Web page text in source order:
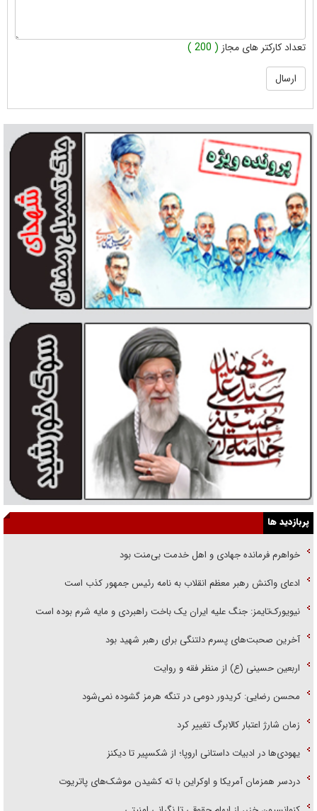
تعداد کارکتر های مجاز ( 200 )
پربازدید ها
خواهرم فرمانده جهادی و اهل خدمت بی‌منت بود
ادعای واکنش رهبر معظم انقلاب به نامه رئیس جمهور کذب است
نیویورک‌تایمز: جنگ علیه ایران یک باخت راهبردی و مایه شرم بوده است
آخرین صحبت‌های پسرم دلتنگی برای رهبر شهید بود
اربعین حسینی (ع) از منظر فقه و روایت
محسن رضایی: کریدور دومی در تنگه هرمز گشوده نمی‌شود
زمان شارژ اعتبار کالابرگ تغییر کرد
یهودی‌ها در ادبیات داستانی اروپا؛ از شکسپیر تا دیکنز
دردسر همزمان آمریکا و اوکراین با ته کشیدن موشک‌های پاتریوت